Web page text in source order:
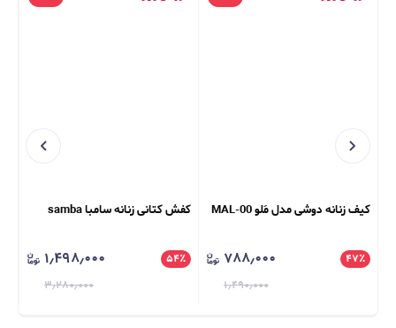
کیف زنانه دوشی مدل مَلو MAL-00
۴۷٪ ۷۸۸٫۰۰۰
۱٫۴۹۰٫۰۰۰
کفش کتانی زنانه سامبا samba
۵۴٪ ۱٫۴۹۸٫۰۰۰
۳٫۲۸۰٫۰۰۰